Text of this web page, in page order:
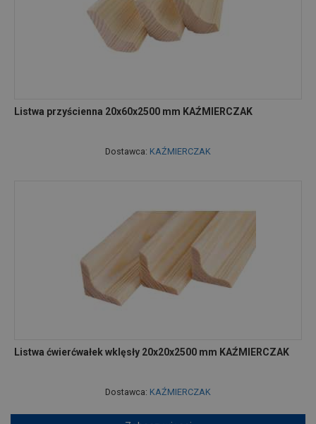
Listwa przyścienna 20x60x2500 mm KAŹMIERCZAK
Dostawca: KAŹMIERCZAK
Listwa ćwierćwałek wklęsły 20x20x2500 mm KAŹMIERCZAK
Dostawca: KAŹMIERCZAK